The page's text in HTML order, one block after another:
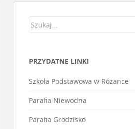
PRZYDATNE LINKI
Szkoła Podstawowa w Różance
Parafia Niewodna
Parafia Grodzisko